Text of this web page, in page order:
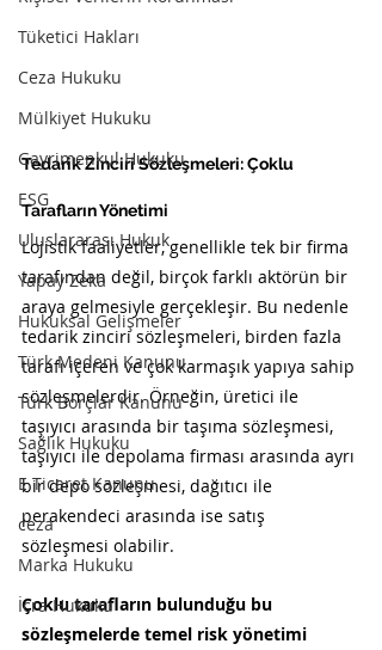
Tüketici Hakları
Ceza Hukuku
Mülkiyet Hukuku
Gayrimenkul Hukuku
ESG
Uluslararası Hukuk
Yapay Zeka
Hukuksal Gelişmeler
Türk Medeni Kanunu
Türk Borçlar Kanunu
Sağlık Hukuku
E Ticaret Kanunu
ceza
Marka Hukuku
İcra Hukuku
Tedarik Zinciri Sözleşmeleri: Çoklu
Tarafların Yönetimi
Lojistik faaliyetler, genellikle tek bir firma
tarafından değil, birçok farklı aktörün bir
araya gelmesiyle gerçekleşir. Bu nedenle
tedarik zinciri sözleşmeleri, birden fazla
tarafı içeren ve çok karmaşık yapıya sahip
sözleşmelerdir. Örneğin, üretici ile
taşıyıcı arasında bir taşıma sözleşmesi,
taşıyıcı ile depolama firması arasında ayrı
bir depo sözleşmesi, dağıtıcı ile
perakendeci arasında ise satış
sözleşmesi olabilir.
Çoklu tarafların bulunduğu bu
sözleşmelerde temel risk yönetimi